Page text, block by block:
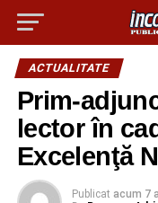
ACTUALITATE
Prim-
lector în
Excelenţă
Publicat acum 7